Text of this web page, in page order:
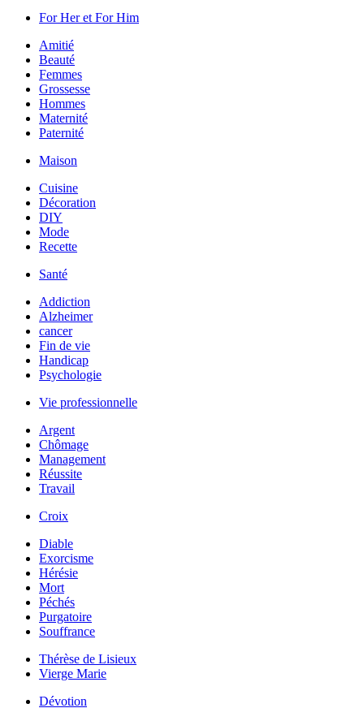
For Her et For Him
Amitié
Beauté
Femmes
Grossesse
Hommes
Maternité
Paternité
Maison
Cuisine
Décoration
DIY
Mode
Recette
Santé
Addiction
Alzheimer
cancer
Fin de vie
Handicap
Psychologie
Vie professionnelle
Argent
Chômage
Management
Réussite
Travail
Croix
Diable
Exorcisme
Hérésie
Mort
Péchés
Purgatoire
Souffrance
Thérèse de Lisieux
Vierge Marie
Dévotion